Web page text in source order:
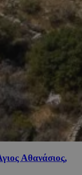
Αθανάσιος,